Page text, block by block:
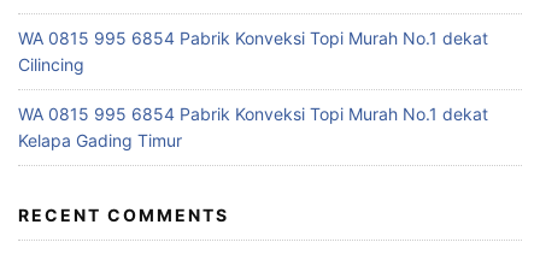
WA 0815 995 6854 Pabrik Konveksi Topi Murah No.1 dekat
Cilincing
WA 0815 995 6854 Pabrik Konveksi Topi Murah No.1 dekat
Kelapa Gading Timur
RECENT COMMENTS